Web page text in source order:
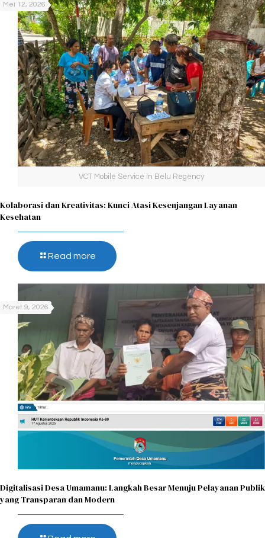
VCT Mobile Service in Belu Regency
Mei 12, 2026
Kolaborasi dan Kreativitas: Kunci Atasi Kesenjangan Layanan
Kesehatan
Read more
Maret 9, 2026
Digitalisasi Desa Umamanu: Langkah Besar Menuju Pelayanan Publik
yang Transparan dan Modern